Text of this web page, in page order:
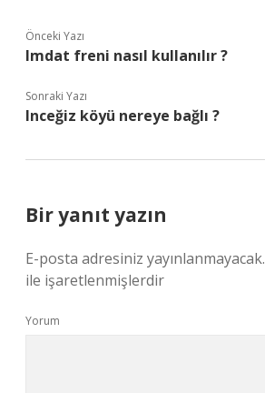
Önceki Yazı
Imdat freni nasıl kullanılır ?
Sonraki Yazı
Inceğiz köyü nereye bağlı ?
Bir yanıt yazın
E-posta adresiniz yayınlanmayacak.
ile işaretlenmişlerdir
Yorum